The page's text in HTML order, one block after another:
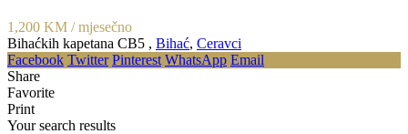
1,200 KM / mjesečno
Bihaćkih kapetana CB5 , Bihać, Ceravci
Facebook Twitter Pinterest WhatsApp Email
Share
Favorite
Print
Your search results